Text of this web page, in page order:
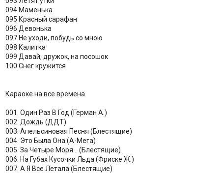
094 Маменька
095 Красный сарафан
096 Девонька
097 Не уходи, побудь со мною
098 Калитка
099 Давай, дружок, на посошок
100 Снег кружится
Караоке на все времена
001. Один Раз В Год (Герман А.)
002. Дождь (ДДТ)
003. Апельсиновая Песня (Блестящие)
004. Это Была Она (А-Мега)
005. За Четыре Моря... (Блестящие)
006. На Губах Кусочки Льда (Фриске Ж.)
007. А Я Все Летала (Блестящие)